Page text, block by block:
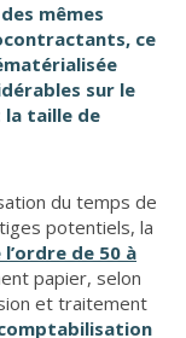
mêmes
ce
sur le
taille de
du temps de
potentiels, la
l’ordre de 50 à
papier, selon
et traitement